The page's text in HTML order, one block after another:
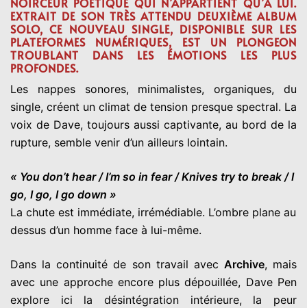
EXTRAIT DE SON TRÈS ATTENDU DEUXIÈME ALBUM
SOLO, CE NOUVEAU SINGLE, DISPONIBLE SUR LES
PLATEFORMES NUMÉRIQUES, EST UN PLONGEON
TROUBLANT DANS LES ÉMOTIONS LES PLUS
PROFONDES.
Les nappes sonores, minimalistes, organiques, du
single, créent un climat de tension presque spectral. La
voix de Dave, toujours aussi captivante, au bord de la
rupture, semble venir d’un ailleurs lointain.
« You don’t hear / I’m so in fear / Knives try to break / I
go, I go, I go down »
La chute est immédiate, irrémédiable. L’ombre plane au
dessus d’un homme face à lui-même.
Dans la continuité de son travail avec Archive, mais
avec une approche encore plus dépouillée, Dave Pen
explore ici la désintégration intérieure, la peur